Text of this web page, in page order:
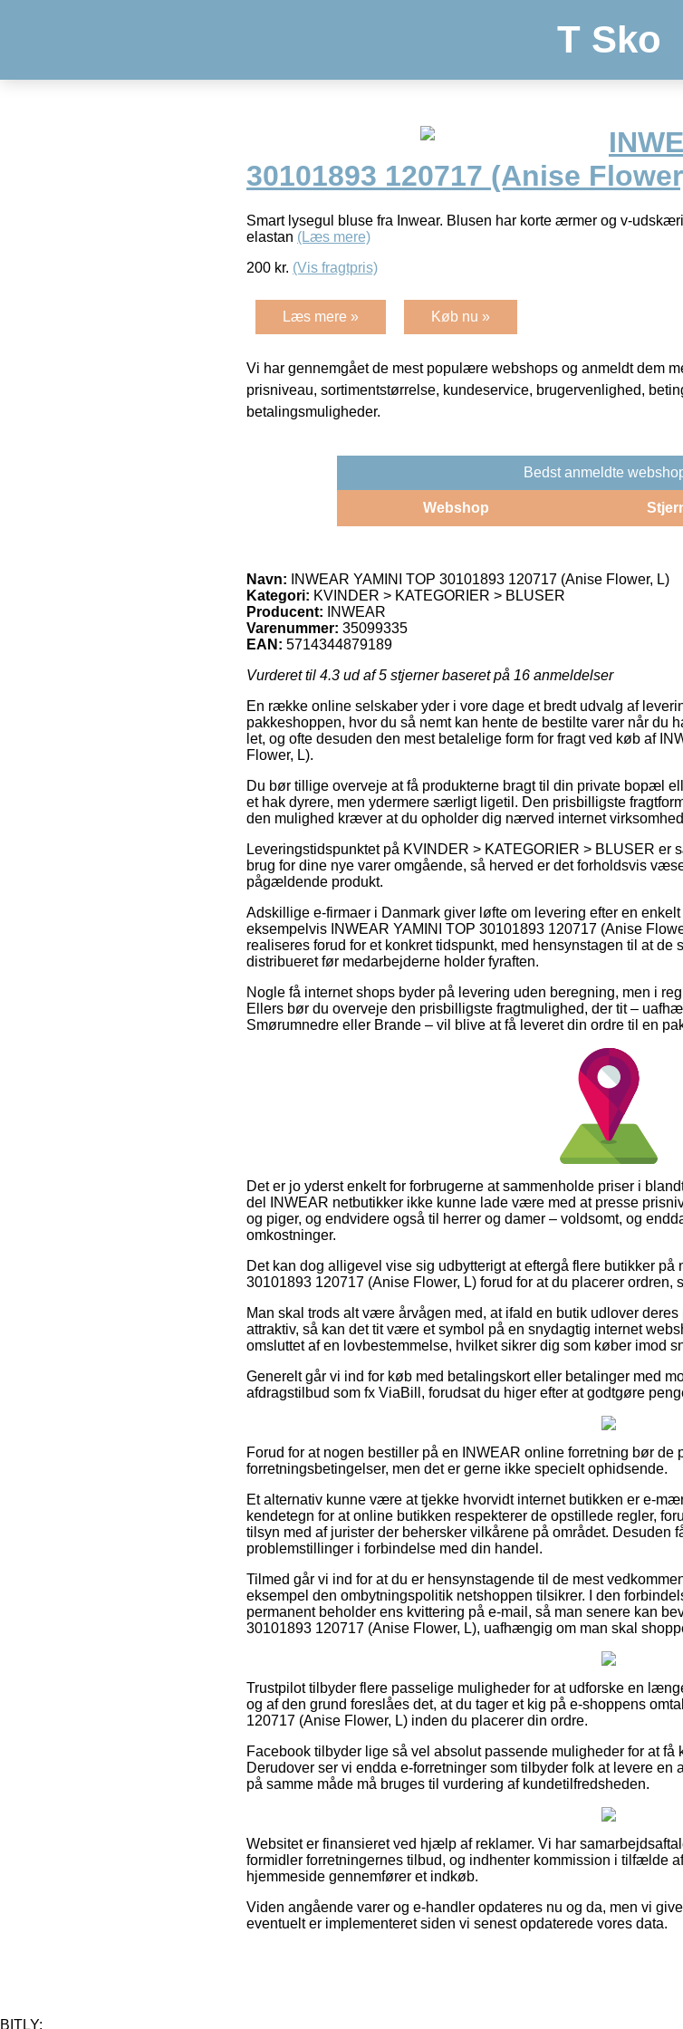
T Sko
30101893 120717 (Anise
Smart lysegul bluse fra Inwear. Blusen har korte ærmer og v-
elastan (Læs mere)
200 kr. (Vis fragtpris)
Læs mere » Køb nu »
Vi har gennemgået de mest populære webshops og anmeldt dem
prisniveau, sortimentstørrelse, kundeservice, brugervenlighed,
betalingsmuligheder.
Bedst anmeldte
Webshop
Navn: INWEAR YAMINI TOP 30101893 120717 (Anise Flower, L)
Kategori: KVINDER > KATEGORIER > BLUSER
Producent:
INWEAR
Varenummer: 35099335
EAN: 5714344879189
Vurderet til 4.3 ud af 5 stjerner baseret på 16 anmeldelser
En række online selskaber yder i vore dage et bredt udvalg af
pakkeshoppen, hvor du så nemt kan hente de bestilte varer når du
let, og ofte desuden den mest betalelige form for fragt ved køb af
Flower, L).
Du bør tillige overveje at få produkterne bragt til din private bopæl
et hak dyrere, men ydermere særligt ligetil. Den prisbilligste
den mulighed kræver at du opholder dig nærved internet
Leveringstidspunktet på KVINDER > KATEGORIER > BLUSER
brug for dine nye varer omgående, så herved er det forholdsvis
pågældende produkt.
Adskillige e-firmaer i Danmark giver løfte om levering efter en
eksempelvis INWEAR YAMINI TOP 30101893 120717 (Anise
realiseres forud for et konkret tidspunkt, med hensynstagen til at de
distribueret før medarbejderne holder fyraften.
Nogle få internet shops byder på levering uden beregning, men i
Ellers bør du overveje den prisbilligste fragtmulighed, der tit –
Smørumnedre eller Brande – vil blive at få leveret din ordre til en
Det er jo yderst enkelt for forbrugerne at sammenholde priser i
del INWEAR netbutikker ikke kunne lade være med at presse
og piger, og endvidere også til herrer og damer – voldsomt, og
omkostninger.
Det kan dog alligevel vise sig udbytterigt at eftergå flere butikker på
30101893 120717 (Anise Flower, L) forud for at du placerer ordren,
Man skal trods alt være årvågen med, at ifald en butik udlover
attraktiv, så kan det tit være et symbol på en snydagtig internet
omsluttet af en lovbestemmelse, hvilket sikrer dig som køber imod
Generelt går vi ind for køb med betalingskort eller betalinger med
afdragstilbud som fx ViaBill, forudsat du higer efter at godtgøre
Forud for at nogen bestiller på en INWEAR online forretning bør
forretningsbetingelser, men det er gerne ikke specielt ophidsende.
Et alternativ kunne være at tjekke hvorvidt internet butikken er e-
kendetegn for at online butikken respekterer de opstillede regler,
tilsyn med af jurister der behersker vilkårene på området. Desuden
problemstillinger i forbindelse med din handel.
Tilmed går vi ind for at du er hensynstagende til de mest
eksempel den ombytningspolitik netshoppen tilsikrer. I den
permanent beholder ens kvittering på e-mail, så man senere kan
30101893 120717 (Anise Flower, L), uafhængig om man skal
Trustpilot tilbyder flere passelige muligheder for at udforske en
og af den grund foreslåes det, at du tager et kig på e-shoppens
120717 (Anise Flower, L) inden du placerer din ordre.
Facebook tilbyder lige så vel absolut passende muligheder for at
Derudover ser vi endda e-forretninger som tilbyder folk at levere
på samme måde må bruges til vurdering af kundetilfredsheden.
Websitet er finansieret ved hjælp af reklamer. Vi har
formidler forretningernes tilbud, og indhenter kommission i tilfælde
hjemmeside gennemfører et indkøb.
Viden angående varer og e-handler opdateres nu og da, men vi
eventuelt er implementeret siden vi senest opdaterede vores data.
BITLY: